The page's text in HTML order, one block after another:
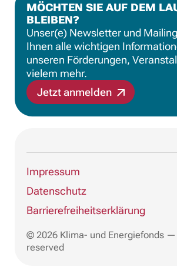
MÖCHTEN SIE AUF DEM
BLEIBEN?
Unser(e) Newsletter und
Ihnen alle wichtigen
unseren Förderungen,
vielem mehr.
Jetzt anmelden
Impressum
Datenschutz
Barrierefreiheitserklärung
© 2026 Klima- und Energiefonds
reserved